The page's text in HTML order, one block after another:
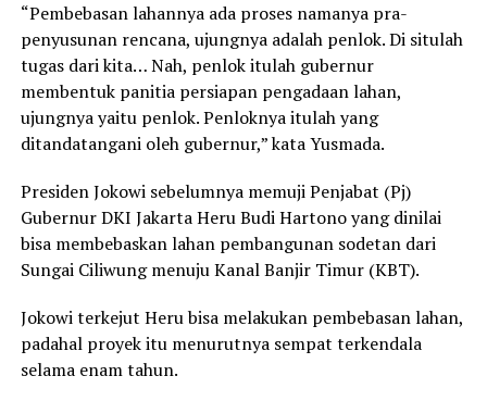
“Pembebasan lahannya ada proses namanya pra-
penyusunan rencana, ujungnya adalah penlok. Di situlah
tugas dari kita… Nah, penlok itulah gubernur
membentuk panitia persiapan pengadaan lahan,
ujungnya yaitu penlok. Penloknya itulah yang
ditandatangani oleh gubernur,” kata Yusmada.
Presiden Jokowi sebelumnya memuji Penjabat (Pj)
Gubernur DKI Jakarta Heru Budi Hartono yang dinilai
bisa membebaskan lahan pembangunan sodetan dari
Sungai Ciliwung menuju Kanal Banjir Timur (KBT).
Jokowi terkejut Heru bisa melakukan pembebasan lahan,
padahal proyek itu menurutnya sempat terkendala
selama enam tahun.